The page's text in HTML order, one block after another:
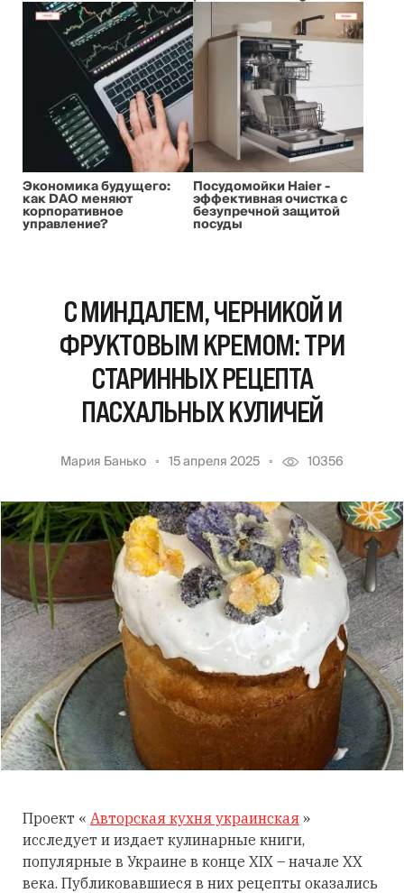
Экономика будущего:
как DAO меняют
корпоративное
управление?
Посудомойки Haier -
эффективная очистка с
безупречной защитой
посуды
С МИНДАЛЕМ, ЧЕРНИКОЙ И
ФРУКТОВЫМ КРЕМОМ: ТРИ
СТАРИННЫХ РЕЦЕПТА
ПАСХАЛЬНЫХ КУЛИЧЕЙ
Мария Банько 15 апреля 2025 10356
Проект « Авторская кухня украинская »
исследует и издает кулинарные книги,
популярные в Украине в конце XIX – начале XX
века. Публиковавшиеся в них рецепты оказались